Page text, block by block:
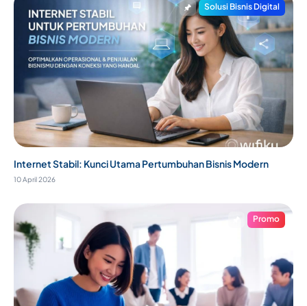
Solusi Bisnis Digital
Internet Stabil: Kunci Utama Pertumbuhan Bisnis Modern
10 April 2026
Promo